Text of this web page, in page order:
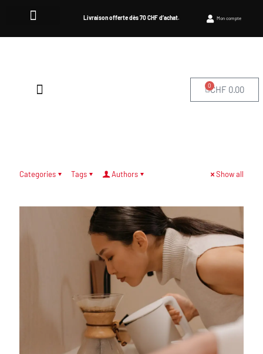
Livraison offerte dès 70 CHF d’achat. Mon compte
CHF0.00
0
Categories Tags Authors Show all